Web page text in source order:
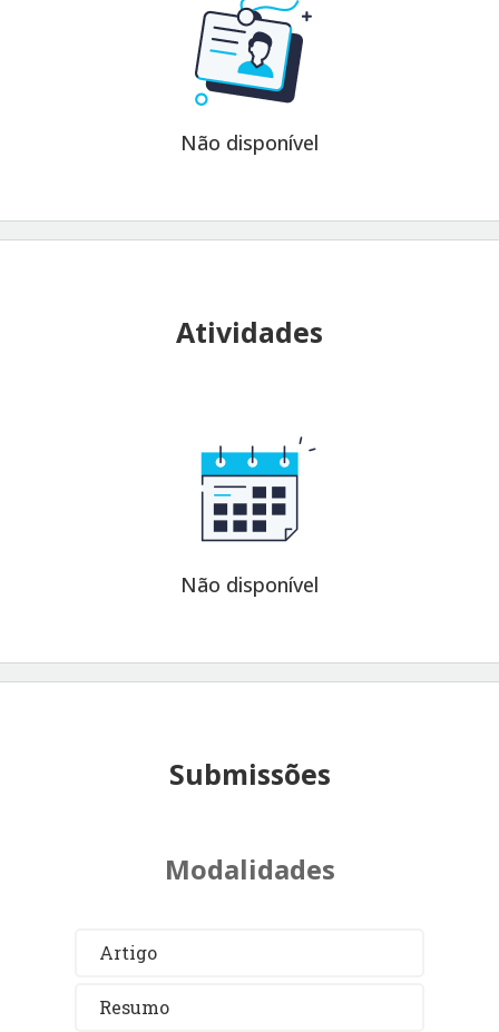
Não disponível
Atividades
Não disponível
Submissões
Modalidades
Artigo
Resumo